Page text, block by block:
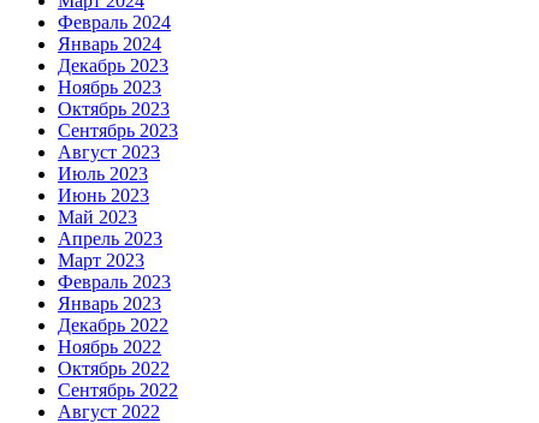
Февраль 2024
Январь 2024
Декабрь 2023
Ноябрь 2023
Октябрь 2023
Сентябрь 2023
Август 2023
Июль 2023
Июнь 2023
Май 2023
Апрель 2023
Март 2023
Февраль 2023
Январь 2023
Декабрь 2022
Ноябрь 2022
Октябрь 2022
Сентябрь 2022
Август 2022